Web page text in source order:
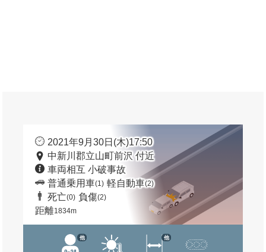
2021年9月30日(木)17:50
中新川郡立山町前沢 付近
車両相互 小破事故
普通乗用車(1) 軽自動車(2)
死亡(0) 負傷(2)
距離1834m
他 他